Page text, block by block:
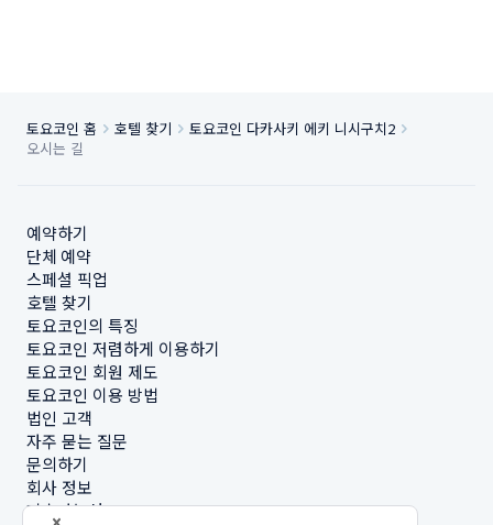
토요코인 홈 호텔 찾기
토요코인 다카사키 에키 니시구치2
오시는 길
예약하기
단체 예약
스페셜 픽업
호텔 찾기
토요코인의 특징
토요코인 저렴하게 이용하기
토요코인 회원 제도
토요코인 이용 방법
법인 고객
자주 묻는 질문
문의하기
회사 정보
지속가능성